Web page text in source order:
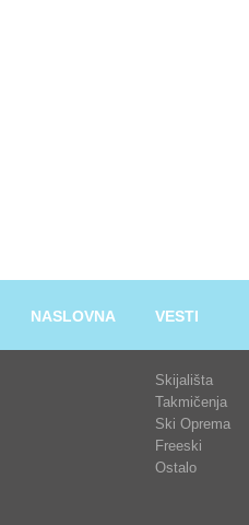
NASLOVNA VESTI
Skijališta
Takmičenja
Ski Oprema
Freeski
Ostalo